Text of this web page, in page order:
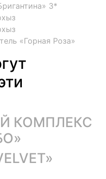
3*
«Горная Роза»
КОМПЛЕКС